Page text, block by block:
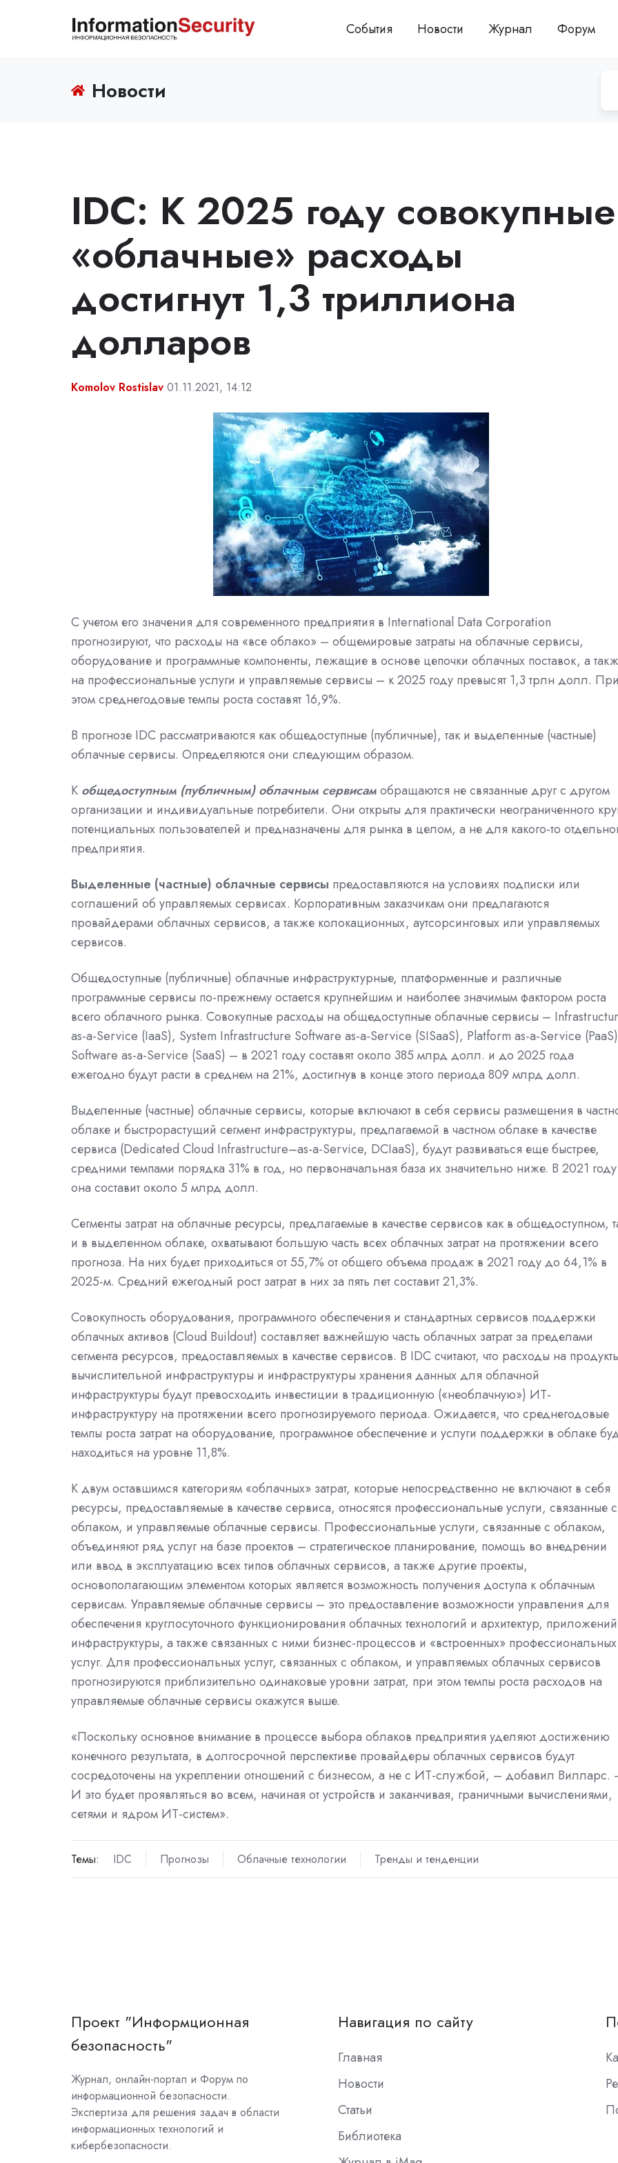
События Новости Журнал Форум
Новости
IDC: К 2025 году совокупные
«облачные» расходы
достигнут 1,3 триллиона
долларов
Komolov Rostislav 01.11.2021, 14:12
С учетом его значения для современного предприятия в International Data Corporation
прогнозируют, что расходы на «все облако» – общемировые затраты на облачные сервисы,
оборудование и программные компоненты, лежащие в основе цепочки облачных поставок, а
на профессиональные услуги и управляемые сервисы – к 2025 году превысят 1,3 трлн долл.
этом среднегодовые темпы роста составят 16,9%.
В прогнозе IDC рассматриваются как общедоступные (публичные), так и выделенные (частные)
облачные сервисы. Определяются они следующим образом.
К общедоступным (публичным) облачным сервисамобращаются не связанные друг с другом
организации и индивидуальные потребители. Они открыты для практически неограниченного
потенциальных пользователей и предназначены для рынка в целом, а не для какого-то
предприятия.
Выделенные (частные) облачные сервисы предоставляются на условиях подписки или
соглашений об управляемых сервисах. Корпоративным заказчикам они предлагаются
провайдерами облачных сервисов, а также колокационных, аутсорсинговых или управляемых
сервисов.
Общедоступные (публичные) облачные инфраструктурные, платформенные и различные
программные сервисы по-прежнему остается крупнейшим и наиболее значимым фактором роста
всего облачного рынка. Совокупные расходы на общедоступные облачные сервисы –
as-a-Service (IaaS), System Infrastructure Software as-a-Service (SISaaS), Platform as-a-Service
Software as-a-Service (SaaS) – в 2021 году составят около 385 млрд долл. и до 2025 года
ежегодно будут расти в среднем на 21%, достигнув в конце этого периода 809 млрд долл.
Выделенные (частные) облачные сервисы, которые включают в себя сервисы размещения в
облаке и быстрорастущий сегмент инфраструктуры, предлагаемой в частном облаке в качестве
сервиса (Dedicated Cloud Infrastructure–as-a-Service, DCIaaS), будут развиваться еще быстрее,
средними темпами порядка 31% в год, но первоначальная база их значительно ниже. В 2021 году
она составит около 5 млрд долл.
Сегменты затрат на облачные ресурсы, предлагаемые в качестве сервисов как в общедоступном,
и в выделенном облаке, охватывают большую часть всех облачных затрат на протяжении всего
прогноза. На них будет приходиться от 55,7% от общего объема продаж в 2021 году до 64,1% в
2025-м. Средний ежегодный рост затрат в них за пять лет составит 21,3%.
Совокупность оборудования, программного обеспечения и стандартных сервисов поддержки
облачных активов (Cloud Buildout) составляет важнейшую часть облачных затрат за пределами
сегмента ресурсов, предоставляемых в качестве сервисов. В IDC считают, что расходы на
вычислительной инфраструктуры и инфраструктуры хранения данных для облачной
инфраструктуры будут превосходить инвестиции в традиционную («необлачную») ИТ-
инфраструктуру на протяжении всего прогнозируемого периода. Ожидается, что среднегодовые
темпы роста затрат на оборудование, программное обеспечение и услуги поддержки в облаке
находиться на уровне 11,8%.
К двум оставшимся категориям «облачных» затрат, которые непосредственно не включают в себя
ресурсы, предоставляемые в качестве сервиса, относятся профессиональные услуги, связанные с
облаком, и управляемые облачные сервисы. Профессиональные услуги, связанные с облаком,
объединяют ряд услуг на базе проектов – стратегическое планирование, помощь во внедрении
или ввод в эксплуатацию всех типов облачных сервисов, а также другие проекты,
основополагающим элементом которых является возможность получения доступа к облачным
сервисам. Управляемые облачные сервисы – это предоставление возможности управления для
обеспечения круглосуточного функционирования облачных технологий и архитектур,
инфраструктуры, а также связанных с ними бизнес-процессов и «встроенных» профессиональных
услуг. Для профессиональных услуг, связанных с облаком, и управляемых облачных сервисов
прогнозируются приблизительно одинаковые уровни затрат, при этом темпы роста расходов на
управляемые облачные сервисы окажутся выше.
«Поскольку основное внимание в процессе выбора облаков предприятия уделяют достижению
конечного результата, в долгосрочной перспективе провайдеры облачных сервисов будут
сосредоточены на укреплении отношений с бизнесом, а не с ИТ-службой, – добавил Вилларс.
И это будет проявляться во всем, начиная от устройств и заканчивая, граничными вычислениями,
сетями и ядром ИТ-систем».
Темы: IDC Прогнозы Облачные технологии Тренды и тенденции
Проект "Информционная
безопасность"
Журнал, онлайн-портал и Форум по
информационной безопасности.
Экспертиза для решения задач в области
информационных технологий и
кибербезопасности.
Навигация по сайту
Главная
Новости
Статьи
Библиотека